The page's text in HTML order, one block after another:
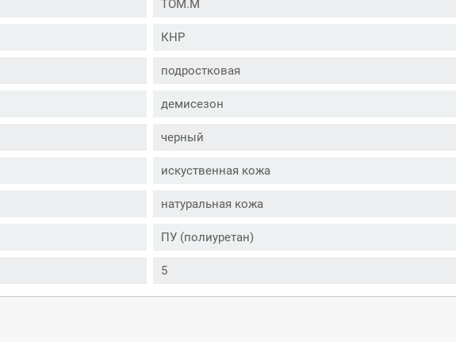
TOM.M
КНР
подростковая
демисезон
черный
искуственная кожа
натуральная кожа
ПУ (полиуретан)
5